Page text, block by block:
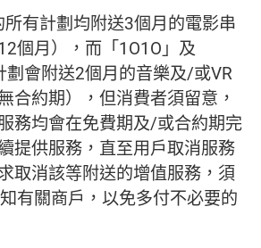
所有計劃均附送3個月的電影串
個月），而「1O1O」及
劃會附送2個月的音樂及/或VR
合約期），但消費者須留意，
務均會在免費期及/或合約期完
提供服務，直至用戶取消服務
取消該等附送的增值服務，須
有關商戶，以免多付不必要的